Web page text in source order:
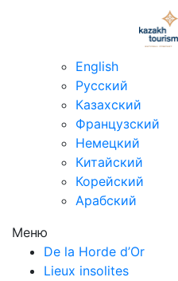
English
Русский
Казахский
Французский
Немецкий
Китайский
Корейский
Арабский
Меню
De la Horde d’Or
Lieux insolites